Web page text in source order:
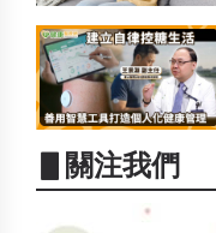
▋關注我們